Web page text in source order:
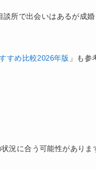
所で出会いはあるが成
すめ比較2026年版 」も参
況に合う可能性がありま